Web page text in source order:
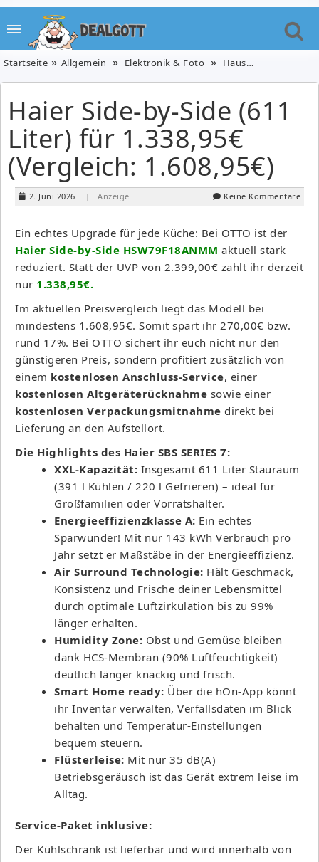
Startseite Allgemein Elektronik & Foto Haushaltsgeräte
Haier Side-by-Side (611
Liter) für 1.338,95€
(Vergleich: 1.608,95€)
2. Juni 2026 | Anzeige Keine Kommentare
Ein echtes Upgrade für jede Küche: Bei OTTO ist der
Haier Side-by-Side HSW79F18ANMM aktuell stark
reduziert. Statt der UVP von 2.399,00€ zahlt ihr derzeit
nur 1.338,95€.
Im aktuellen Preisvergleich liegt das Modell bei
mindestens 1.608,95€. Somit spart ihr 270,00€ bzw.
rund 17%. Bei OTTO sichert ihr euch nicht nur den
günstigeren Preis, sondern profitiert zusätzlich von
einem kostenlosen Anschluss-Service, einer
kostenlosen Altgeräterücknahme sowie einer
kostenlosen Verpackungsmitnahme direkt bei
Lieferung an den Aufstellort.
Die Highlights des Haier SBS SERIES 7:
XXL-Kapazität: Insgesamt 611 Liter Stauraum
(391 l Kühlen / 220 l Gefrieren) – ideal für
Großfamilien oder Vorratshalter.
Energieeffizienzklasse A: Ein echtes
Sparwunder! Mit nur 143 kWh Verbrauch pro
Jahr setzt er Maßstäbe in der Energieeffizienz.
Air Surround Technologie: Hält Geschmack,
Konsistenz und Frische deiner Lebensmittel
durch optimale Luftzirkulation bis zu 99%
länger erhalten.
Humidity Zone: Obst und Gemüse bleiben
dank HCS-Membran (90% Luftfeuchtigkeit)
deutlich länger knackig und frisch.
Smart Home ready: Über die hOn-App könnt
ihr Inventar verwalten, Verfallsdaten im Blick
behalten und Temperatur-Einstellungen
bequem steuern.
Flüsterleise: Mit nur 35 dB(A)
Betriebsgeräusch ist das Gerät extrem leise im
Alltag.
Service-Paket inklusive:
Der Kühlschrank ist lieferbar und wird innerhalb von